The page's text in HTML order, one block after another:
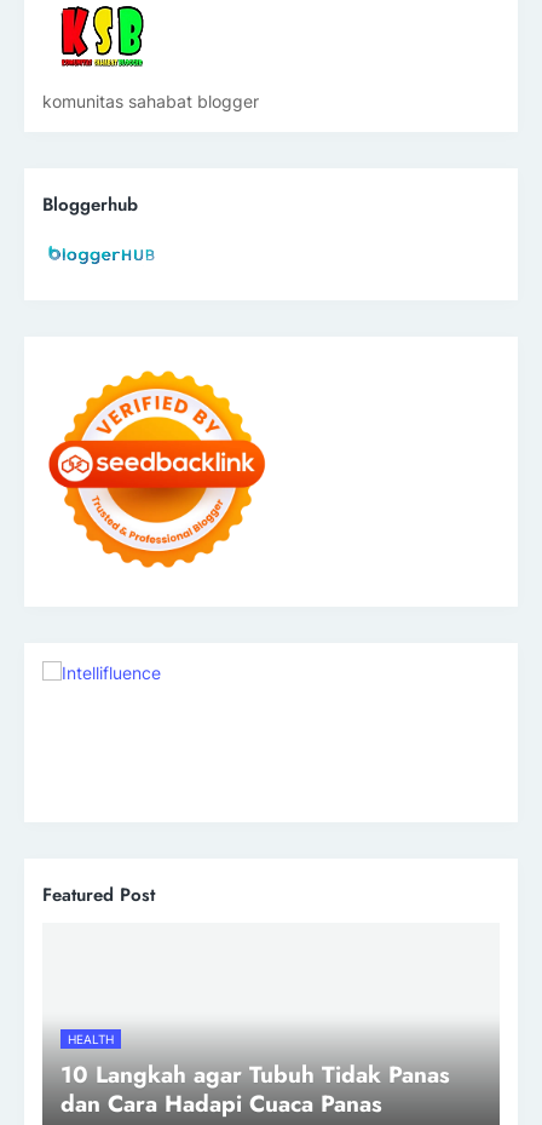
komunitas sahabat blogger
Bloggerhub
Featured Post
HEALTH
10 Langkah agar Tubuh Tidak Panas
dan Cara Hadapi Cuaca Panas